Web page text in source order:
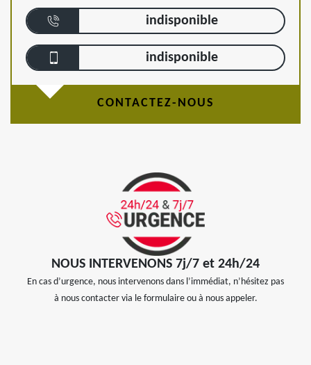
indisponible
indisponible
CONTACTEZ-NOUS
NOUS INTERVENONS 7j/7 et 24h/24
En cas d’urgence, nous intervenons dans l’immédiat, n’hésitez pas
à nous contacter via le formulaire ou à nous appeler.